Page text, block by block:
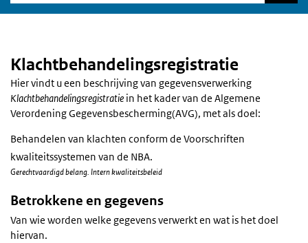
het
Klachtbehandelingsregistratie
Hier vindt u een beschrijving van gegevensverwerking
Klachtbehandelingsregistratie in het kader van de Algemene
Verordening Gegevensbescherming(AVG), met als doel:
Behandelen van klachten conform de Voorschriften
kwaliteitssystemen van de NBA.
Gerechtvaardigd belang. Intern kwaliteitsbeleid
Betrokkene en gegevens
Van wie worden welke gegevens verwerkt en wat is het doel
hiervan.